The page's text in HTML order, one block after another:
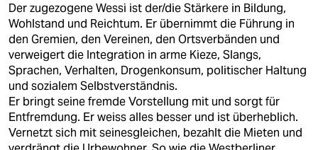
Der zugezogene Wessi ist der/die Stärkere in Bildung,
Wohlstand und Reichtum. Er übernimmt die Führung in
den Gremien, den Vereinen, den Ortsverbänden und
verweigert die Integration in arme Kieze, Slangs,
Sprachen, Verhalten, Drogenkonsum, politischer Haltung
und sozialem Selbstverständnis.
Er bringt seine fremde Vorstellung mit und sorgt für
Entfremdung. Er weiss alles besser und ist überheblich.
Vernetzt sich mit seinesgleichen, bezahlt die Mieten und